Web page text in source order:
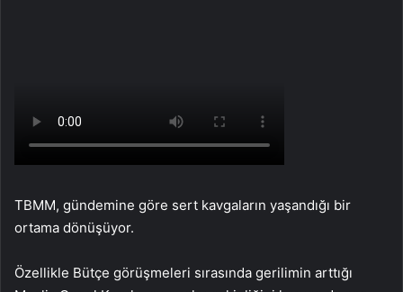
TBMM, gündemine göre sert kavgaların yaşandığı bir
ortama dönüşüyor.
Özellikle Bütçe görüşmeleri sırasında gerilimin arttığı